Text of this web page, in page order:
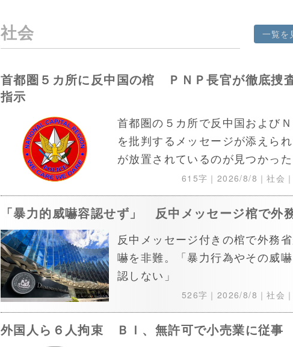
社会 一覧を
首都圏５カ所に反中国の棺 ＰＮＰ長官が徹底捜
指示
首都圏の５カ所で反中国およびＮ
を批判するメッセージが添えら
が放置されているのが見つかった
615字｜ 2026/8/8 ｜社会｜
「暴力的威嚇容認せず」 反中メッセージ棺で外
反中メッセージ付きの棺で外務
嚇を非難。「暴力行為やその威
認しない」
526字｜ 2026/8/8 ｜社会｜
外国人ら６人拘束 ＢＩ、無許可で小売業に従事